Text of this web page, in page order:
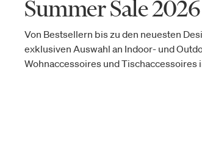
Summer Sale 2026
Von Bestsellern bis zu den neuesten
exklusiven Auswahl an Indoor- und
Wohnaccessoires und Tischaccessoires